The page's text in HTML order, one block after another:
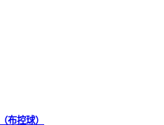
布控球）